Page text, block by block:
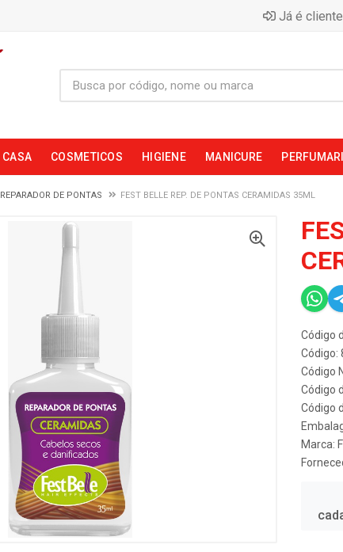
Já é
CASA COSMETICOS HIGIENE MANICURE
REPARADOR DE PONTAS FEST BELLE REP. DE PONTAS CERAMIDAS 35ML
Código
Código:
Código
Código
Código
Marca: